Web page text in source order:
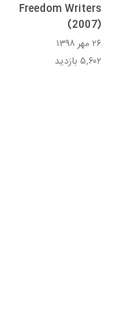
Freedom Writers
(2007)
۲۶ مهر ۱۳۹۸
۵,۶۰۲ بازدید